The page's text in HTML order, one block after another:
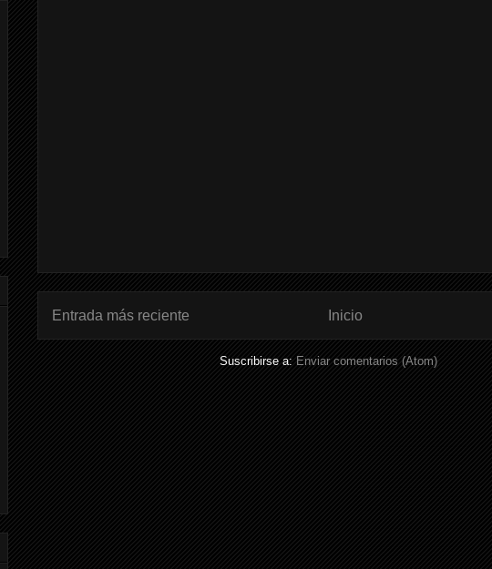
Entrada más reciente Inicio
Suscribirse a: Enviar comentarios (Atom)